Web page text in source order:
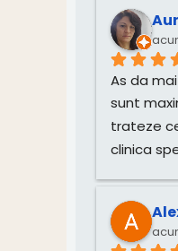
fiecare
Una
avea
revenit
două luni,
este mai
din
pentru
Monica
As da
sunt
trateze
clinica
an si
ca are